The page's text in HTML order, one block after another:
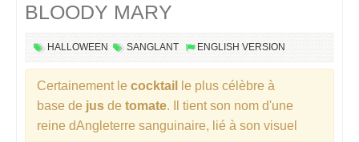
BLOODY MARY
HALLOWEEN SANGLANT ENGLISH VERSION
Certainement le cocktail
le plus célèbre à
base de jus de tomate. Il tient son nom d'une
reine dAngleterre sanguinaire, lié à son visuel